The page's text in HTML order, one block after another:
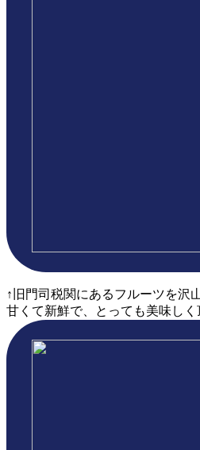
↑旧門司税関にあるフルーツを沢
甘くて新鮮で、とっても美味しく